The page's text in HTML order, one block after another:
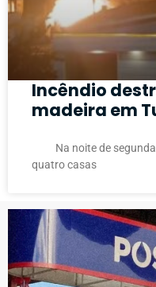
Incêndio
madeira em
Na noite de segunda-
quatro casas